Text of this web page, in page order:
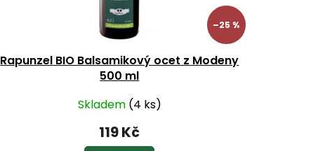
–25 %
Rapunzel BIO Balsamikový ocet z Modeny
500 ml
Skladem (4 ks)
119 Kč